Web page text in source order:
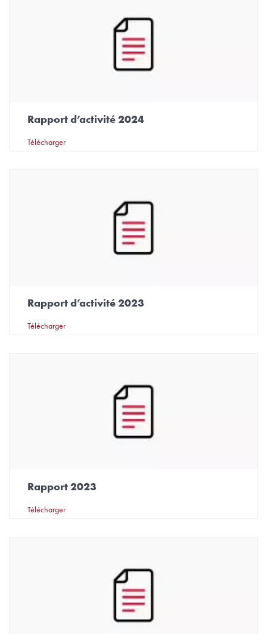
Rapport d’activité 2024
Télécharger
Rapport d’activité 2023
Télécharger
Rapport 2023
Télécharger